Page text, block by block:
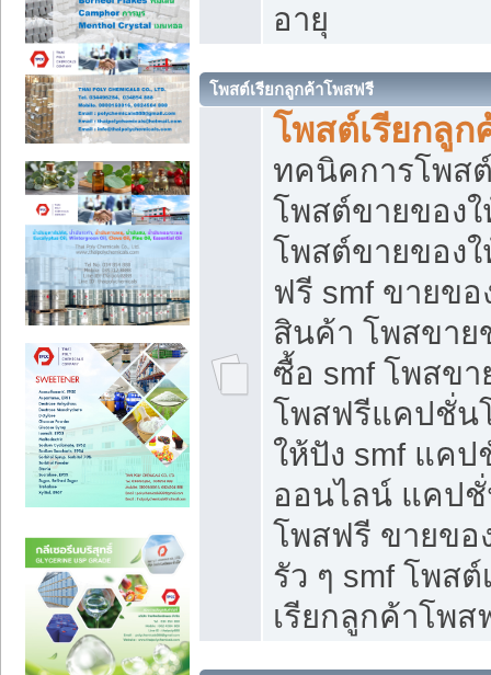
อายุ
โพสต์เรียกลูกค้าโพสฟรี
โพสต์เรียกลูก
ทคนิคการโพส
โพสต์ขายของ
โพสต์ขายของ
ฟรี smf ขายข
สินค้า โพสขาย
ซื้อ smf โพสข
โพสฟรีแคปชั่น
ให้ปัง smf แค
ออนไลน์ แคป
โพสฟรี ขายขอ
รัว ๆ smf โพส
เรียกลูกค้าโพส